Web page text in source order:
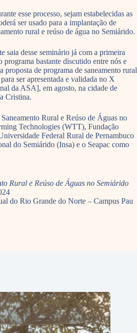
esse processo, sejam estabelecidas as
ser usado para a implantação de
rural e reúso de água no Semiárido.
saia desse seminário já com a primeira
programa bastante discutido entre nós e
proposta de programa de saneamento rural
ser apresentada e validada no X
da ASA], em agosto, na cidade de
Cristina.
Rural e Reúso de Águas no
Technologies (WTT), Fundação
Federal Rural de Pernambuco
do Semiárido (Insa) e o Seapac como
Rural e Reúso de Águas no Semiárido
do Rio Grande do Norte – Campus Pau